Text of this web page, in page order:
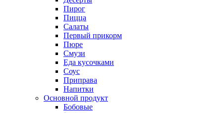
Пирог
Пицца
Салаты
Первый прикорм
Пюре
Смузи
Еда кусочками
Соус
Приправа
Напитки
Основной продукт
Бобовые